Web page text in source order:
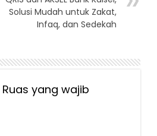
Solusi Mudah untuk Zakat,
Infaq, dan Sedekah
Ruas yang wajib